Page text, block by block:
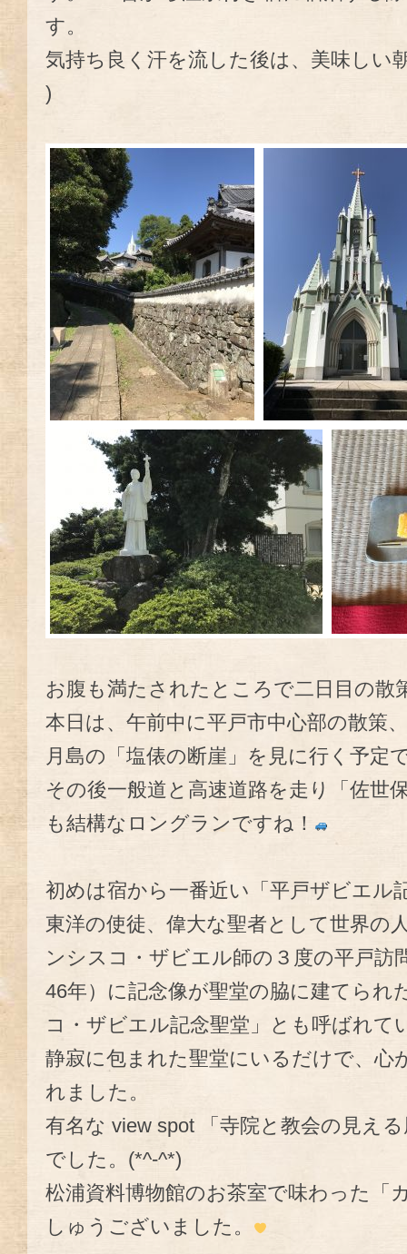
す。
気持ち良く汗を流した後は、美味し
)
お腹も満たされたところで二日目の散
本日は、午前中に平戸市中心部の散策
月島の「塩俵の断崖」を見に行く予定
その後一般道と高速道路を走り「佐
も結構なロングランですね！
初めは宿から一番近い「平戸ザビエル
東洋の使徒、偉大な聖者として世界の
ンシスコ・ザビエル師の３度の平戸訪
46年）に記念像が聖堂の脇に建てられ
コ・ザビエル記念聖堂」とも呼ばれて
静寂に包まれた聖堂にいるだけで、心
れました。
有名な view spot 「寺院と教会の見え
でした。(*^-^*)
松浦資料博物館のお茶室で味わった「
しゅうございました。